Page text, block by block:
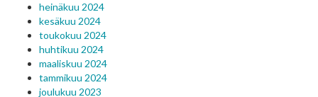
heinäkuu 2024
kesäkuu 2024
toukokuu 2024
huhtikuu 2024
maaliskuu 2024
tammikuu 2024
joulukuu 2023